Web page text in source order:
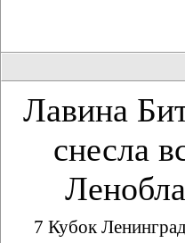
Лавина
снесла
7 Кубок